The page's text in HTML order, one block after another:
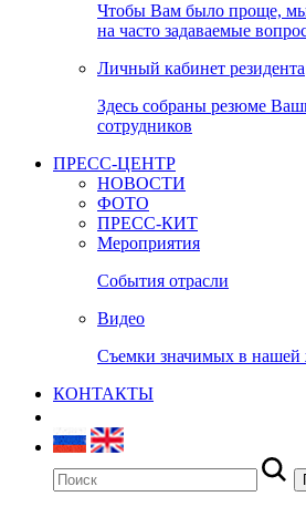
Чтобы Вам было проще,
на часто задаваемые
Личный кабинет резидента
Здесь собраны резюме
сотрудников
ПРЕСС-ЦЕНТР
НОВОСТИ
ФОТО
ПРЕСС-КИТ
Мероприятия
События отрасли
Видео
Съемки значимых в нашей
КОНТАКТЫ